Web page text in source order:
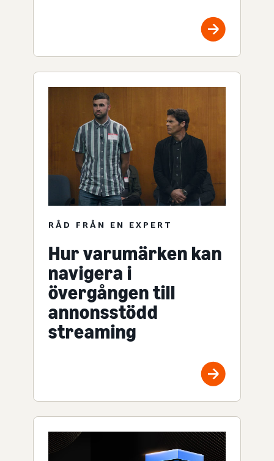
RÅD FRÅN EN EXPERT
Hur varumärken kan
navigera i
övergången till
annonsstödd
streaming